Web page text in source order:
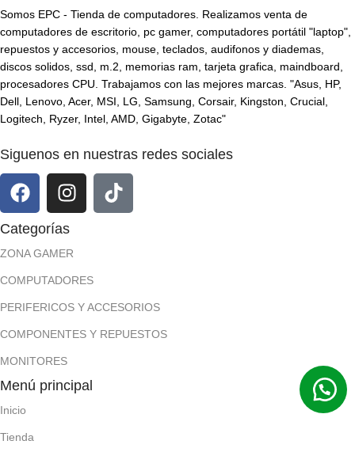
Somos EPC - Tienda de computadores. Realizamos venta de
computadores de escritorio, pc gamer, computadores portátil "laptop",
repuestos y accesorios, mouse, teclados, audifonos y diademas,
discos solidos, ssd, m.2, memorias ram, tarjeta grafica, maindboard,
procesadores CPU. Trabajamos con las mejores marcas. "Asus, HP,
Dell, Lenovo, Acer, MSI, LG, Samsung, Corsair, Kingston, Crucial,
Logitech, Ryzer, Intel, AMD, Gigabyte, Zotac"
Siguenos en nuestras redes sociales
Categorías
ZONA GAMER
COMPUTADORES
PERIFERICOS Y ACCESORIOS
COMPONENTES Y REPUESTOS
MONITORES
Menú principal
Inicio
Tienda